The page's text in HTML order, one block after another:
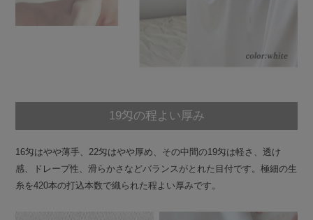
19匁の程よい厚み
16匁はやや薄手、22匁はやや厚め、その中間の19匁は軽さ、透け
感、ドレープ性、滑らかさなどバランスがとれた目付です。極細の生
糸を420本の打込本数で織られた程よい厚みです。